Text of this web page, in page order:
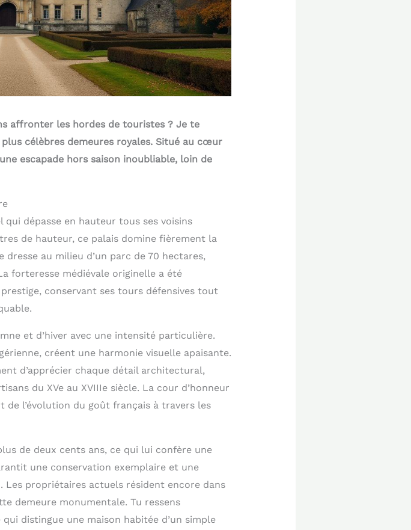
affronter les hordes de touristes ? Je te
célèbres demeures royales. Situé au cœur
escapade hors saison inoubliable, loin de
dépasse en hauteur tous ses voisins
de hauteur, ce palais domine fièrement la
dresse au milieu d’un parc de 70 hectares,
forteresse médiévale originelle a été
conservant ses tours défensives tout
et d’hiver avec une intensité particulière.
créent une harmonie visuelle apaisante.
d’apprécier chaque détail architectural,
du XVe au XVIIIe siècle. La cour d’honneur
de l’évolution du goût français à travers les
de deux cents ans, ce qui lui confère une
une conservation exemplaire et une
Les propriétaires actuels résident encore dans
demeure monumentale. Tu ressens
distingue une maison habitée d’un simple